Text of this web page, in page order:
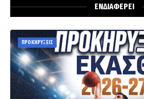
ΕΝΔΙΑΦΕΡΕΙ
ΠΡΟΚΗΡΥΞΕΙΣ